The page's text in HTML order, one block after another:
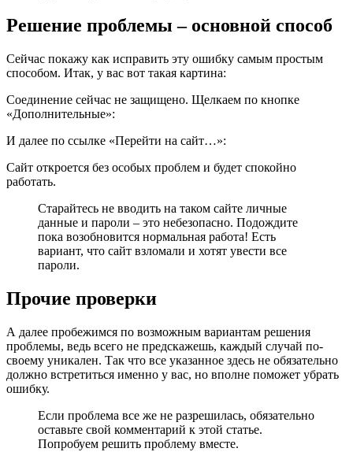
Решение проблемы – основной способ
Сейчас покажу как исправить эту ошибку самым простым
способом. Итак, у вас вот такая картина:
Соединение сейчас не защищено. Щелкаем по кнопке
«Дополнительные»:
И далее по ссылке «Перейти на сайт…»:
Сайт откроется без особых проблем и будет спокойно
работать.
Старайтесь не вводить на таком сайте личные
данные и пароли – это небезопасно. Подождите
пока возобновится нормальная работа! Есть
вариант, что сайт взломали и хотят увести все
пароли.
Прочие проверки
А далее пробежимся по возможным вариантам решения
проблемы, ведь всего не предскажешь, каждый случай по-
своему уникален. Так что все указанное здесь не обязательно
должно встретиться именно у вас, но вполне поможет убрать
ошибку.
Если проблема все же не разрешилась, обязательно
оставьте свой комментарий к этой статье.
Попробуем решить проблему вместе.